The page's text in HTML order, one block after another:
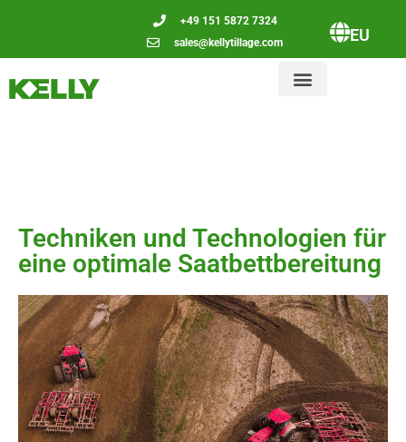
+49 151 5872 7324
sales@kellytillage.com
EU
Techniken und Technologien für
eine optimale Saatbettbereitung